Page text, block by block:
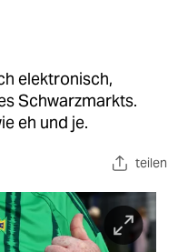
elektronisch,
Schwarzmarkts.
eh und je.
teilen